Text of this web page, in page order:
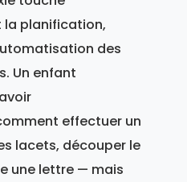
planification,
des
Un enfant
effectuer un
lacets, découper le
une lettre — mais